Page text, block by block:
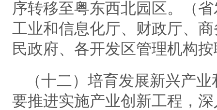
序转移至粤东西北园区。（
工业和信息化厅、财政厅、
民政府、各开发区管理机构
（十二）培育发展新兴产
要推进实施产业创新工程，